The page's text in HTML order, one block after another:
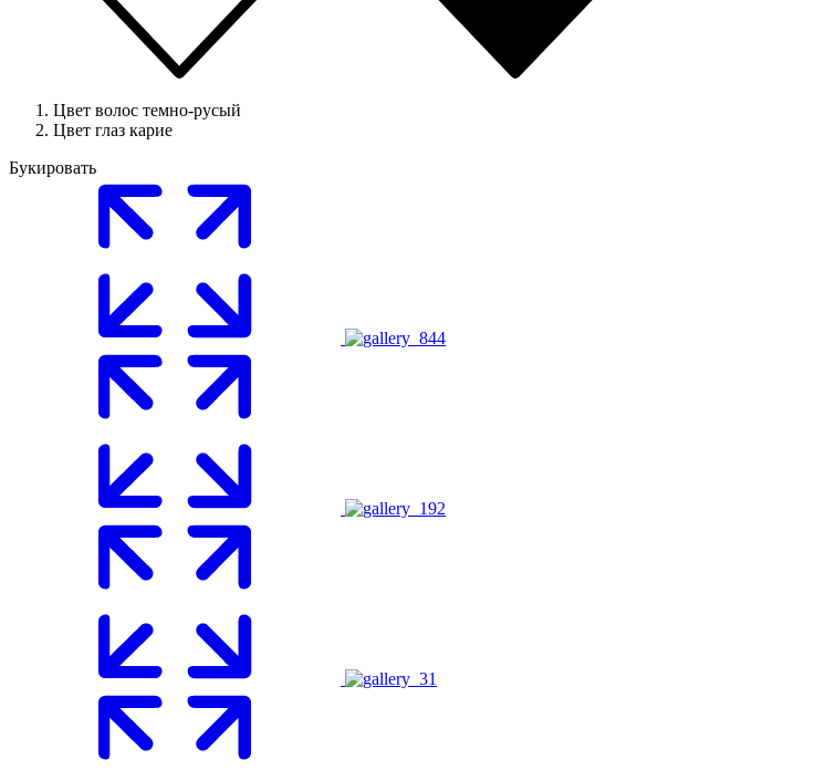
Цвет волос темно-русый
Цвет глаз карие
Букировать